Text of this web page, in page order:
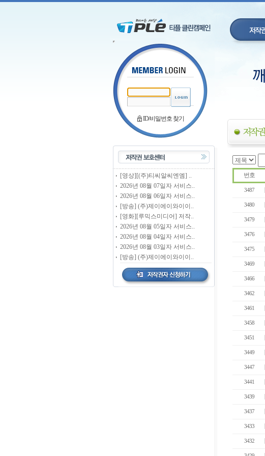
ID/비밀번호 찾기
[영상][(주)티씨알씨엔엠] ..
2026년 08월 07일자 서비스..
2026년 08월 06일자 서비스..
[방송] (주)제이에이와이이..
[영화][루믹스미디어] 저작..
2026년 08월 05일자 서비스..
2026년 08월 04일자 서비스..
2026년 08월 03일자 서비스..
[방송] (주)제이에이와이이..
번호
3487
3480
3479
3476
3475
3469
3466
3462
3461
3458
3451
3449
3447
3441
3439
3437
3433
3432